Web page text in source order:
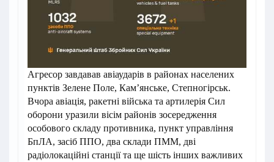
Агресор завдавав авіаударів в районах населених
пунктів Зелене Поле, Кам’янське, Степногірськ.
Вчора авіація, ракетні війська та артилерія Сил
оборони уразили вісім районів зосередження
особового складу противника, пункт управління
БпЛА, засіб ППО, два склади ПММ, дві
радіолокаційні станції та ще шість інших важливих